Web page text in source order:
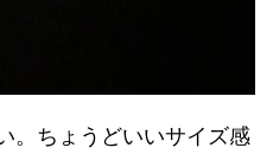
。ちょうどいいサイズ感